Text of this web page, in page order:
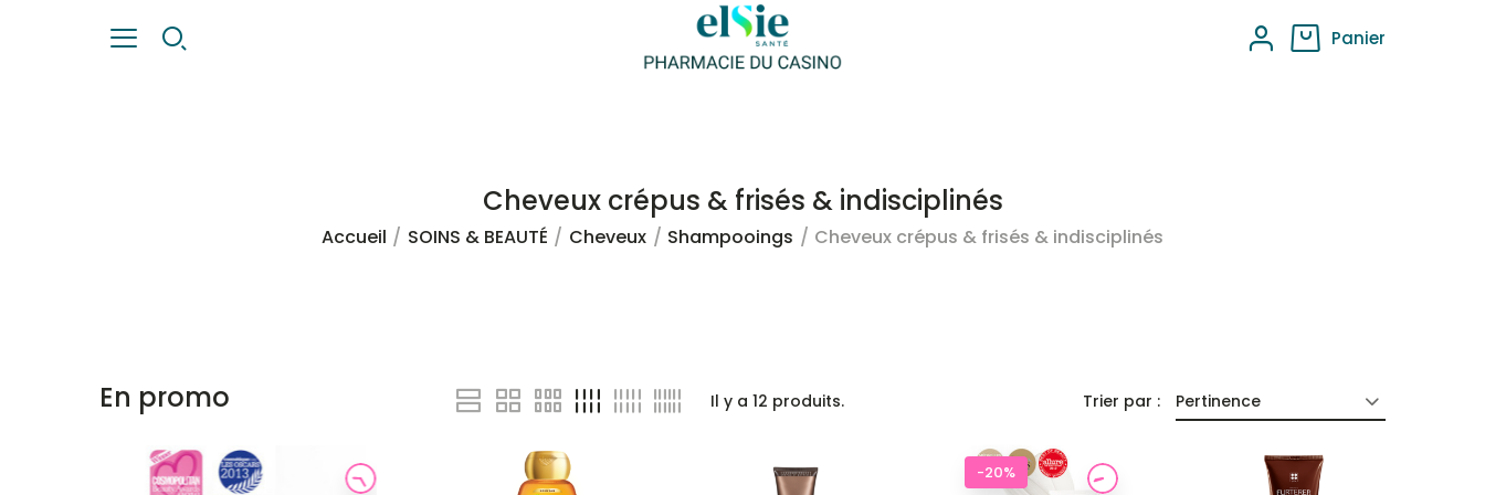
Panier
Cheveux crépus & frisés & indisciplinés
Accueil SOINS & BEAUTÉ Cheveux Shampooings Cheveux crépus & frisés & indisciplinés
En promo Il y a 12 produits. Trier par : Pertinence
-20%